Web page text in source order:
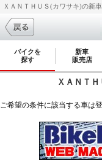
バイクを
探す
新車
販売店
ＸＡＮＴ
ご希望の条件に該当する車は